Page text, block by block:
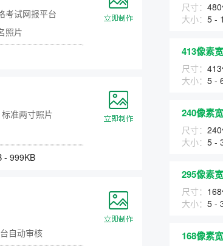
考试网报平台
照片
标准两寸照片
- 999KB
自动审核
尺寸：
大小： 5 -
413像素
尺寸：
大小： 5 -
240像素
尺寸：
大小： 5 -
295像素
尺寸：
大小： 5 -
168像素